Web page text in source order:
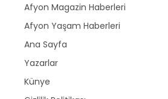
Afyon Magazin Haberleri
Afyon Yaşam Haberleri
Ana Sayfa
Yazarlar
Künye